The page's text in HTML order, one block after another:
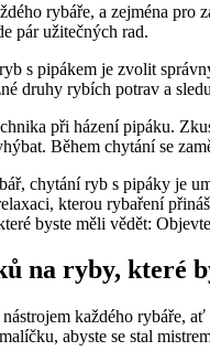
rybáře, a⁤ zejména pro‌
pár užitečných rad.
s⁣ pipákem je zvolit
druhy rybích potrav a
při házení pipáku.
⁣Během chytání se
chytání​ ryb s pipáky je‌
kterou rybaření‍
na ryby,⁣ které⁤
každého ‌rybáře,
abyste se stal‍